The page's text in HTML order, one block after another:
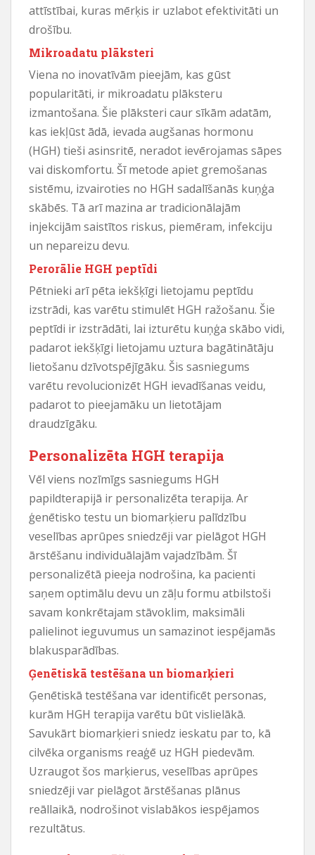
attīstībai, kuras mērķis ir uzlabot efektivitāti un
drošību.
Mikroadatu plāksteri
Viena no inovatīvām pieejām, kas gūst
popularitāti, ir mikroadatu plāksteru
izmantošana. Šie plāksteri caur sīkām adatām,
kas iekļūst ādā, ievada augšanas hormonu
(HGH) tieši asinsritē, neradot ievērojamas sāpes
vai diskomfortu. Šī metode apiet gremošanas
sistēmu, izvairoties no HGH sadalīšanās kuņģa
skābēs. Tā arī mazina ar tradicionālajām
injekcijām saistītos riskus, piemēram, infekciju
un nepareizu devu.
Perorālie HGH peptīdi
Pētnieki arī pēta iekšķīgi lietojamu peptīdu
izstrādi, kas varētu stimulēt HGH ražošanu. Šie
peptīdi ir izstrādāti, lai izturētu kuņģa skābo vidi,
padarot iekšķīgi lietojamu uztura bagātinātāju
lietošanu dzīvotspējīgāku. Šis sasniegums
varētu revolucionizēt HGH ievadīšanas veidu,
padarot to pieejamāku un lietotājam
draudzīgāku.
Personalizēta HGH terapija
Vēl viens nozīmīgs sasniegums HGH
papildterapijā ir personalizēta terapija. Ar
ģenētisko testu un biomarķieru palīdzību
veselības aprūpes sniedzēji var pielāgot HGH
ārstēšanu individuālajām vajadzībām. Šī
personalizētā pieeja nodrošina, ka pacienti
saņem optimālu devu un zāļu formu atbilstoši
savam konkrētajam stāvoklim, maksimāli
palielinot ieguvumus un samazinot iespējamās
blakusparādības.
Ģenētiskā testēšana un biomarķieri
Ģenētiskā testēšana var identificēt personas,
kurām HGH terapija varētu būt vislielākā.
Savukārt biomarķieri sniedz ieskatu par to, kā
cilvēka organisms reaģē uz HGH piedevām.
Uzraugot šos marķierus, veselības aprūpes
sniedzēji var pielāgot ārstēšanas plānus
reāllaikā, nodrošinot vislabākos iespējamos
rezultātus.